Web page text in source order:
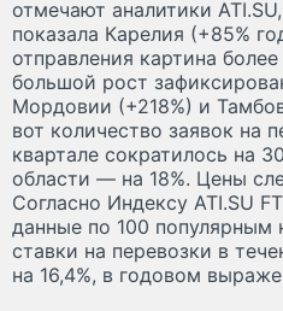
отмечают аналитики
показала Карелия (+85%
отправления картина
большой рост
Мордовии (+218%) и
вот количество заявок на
квартале сократилось на
области — на 18%. Цены
Согласно Индексу ATI.SU
данные по 100 популярным
ставки на перевозки в
на 16,4%, в годовом